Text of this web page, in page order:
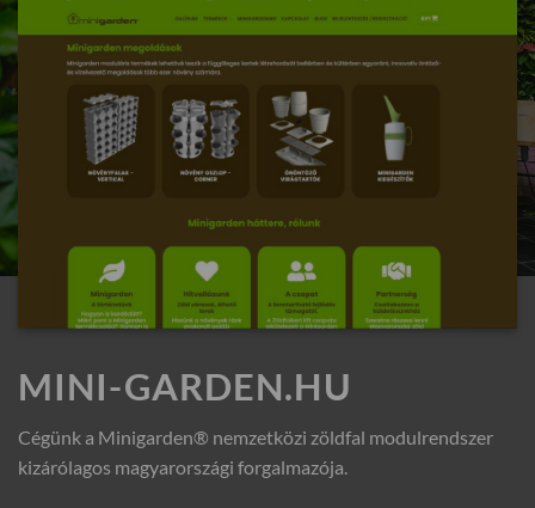
MINI-GARDEN.HU
Cégünk a Minigarden® nemzetközi zöldfal modulrendszer
kizárólagos magyarországi forgalmazója.